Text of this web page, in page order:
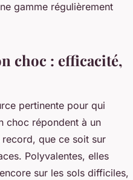
gamme régulièrement
choc : efficacité,
pertinente pour qui
choc répondent à un
que ce soit sur
Polyvalentes, elles
sur les sols difficiles,